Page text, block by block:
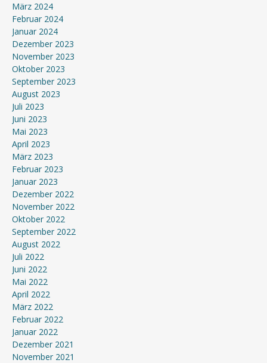
März 2024
Februar 2024
Januar 2024
Dezember 2023
November 2023
Oktober 2023
September 2023
August 2023
Juli 2023
Juni 2023
Mai 2023
April 2023
März 2023
Februar 2023
Januar 2023
Dezember 2022
November 2022
Oktober 2022
September 2022
August 2022
Juli 2022
Juni 2022
Mai 2022
April 2022
März 2022
Februar 2022
Januar 2022
Dezember 2021
November 2021